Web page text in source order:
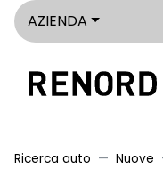
AZIENDA
Ricerca auto Nuove